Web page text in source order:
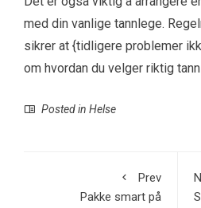
med din vanlige tannlege.
sikrer at {tidligere problemer
om hvordan du velger riktig
Posted in Helse
Prev
Pakke smart på